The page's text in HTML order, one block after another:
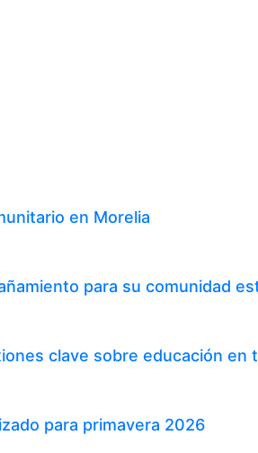
en Morelia
para su comunidad
clave sobre educación en
para primavera 2026